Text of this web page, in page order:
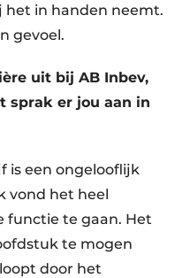
het in handen neemt.
gevoel.
uit bij AB Inbev,
sprak er jou aan in
is een ongelooflijk
vond het heel
functie te gaan. Het
te mogen
door het